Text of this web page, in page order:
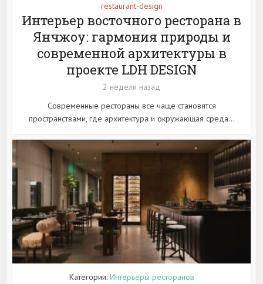
restaurant-design
Интерьер восточного ресторана в
Янчжоу: гармония природы и
современной архитектуры в
проекте LDH DESIGN
2 недели назад
Современные рестораны все чаще становятся
пространствами, где архитектура и окружающая среда...
Категории: Интерьеры ресторанов